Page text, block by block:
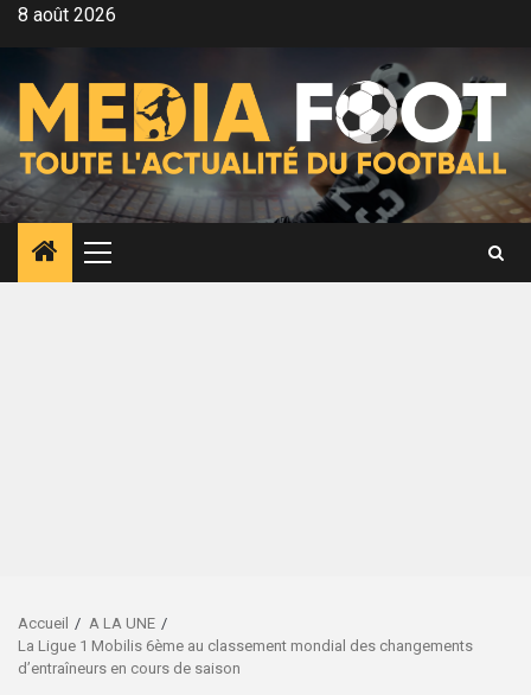
Aller8 août 2026
Menu
principal
Accueil
A LA UNE
La Ligue 1 Mobilis 6ème au classement mondial des changements
d’entraîneurs en cours de saison